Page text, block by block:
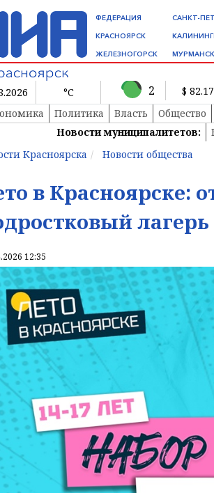
ФЕДЕРАЦИЯ
КРАСНОЯРСК
ЖЕЛЕЗНОГОРСК
САНКТ-
МУРМАНСК
°C 2 $ 82.17
Политика Власть Общество
Новости муниципалитетов:
Красноярска
Новости общества
в Красноярске:
лагерь
12:35